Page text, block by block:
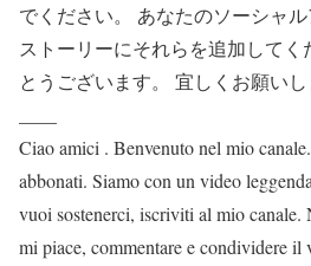
でください。 あなたのソーシャ
ストーリーにそれらを追加して
とうございます。 宜しくお願いし
Ciao amici . Benvenuto nel mio
abbonati. Siamo con un video
vuoi sostenerci, iscriviti al mio canale.
mi piace, commentare e condividere